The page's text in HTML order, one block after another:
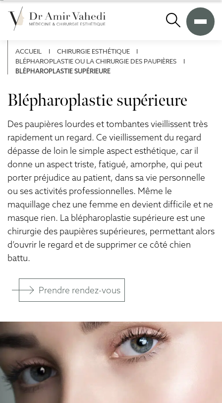
A
Recherche
ACCUEIL I CHIRURGIE ESTHÉTIQUE
I
BLÉPHAROPLASTIE OU LA CHIRURGIE DES PAUPIÈRES
I
BLÉPHAROPLASTIE SUPÉRIEURE
Blépharoplastie supérieure
Des paupières lourdes et tombantes vieillissent très
rapidement un regard. Ce vieillissement du regard
dépasse de loin le simple aspect esthétique, car il
donne un aspect triste, fatigué, amorphe, qui peut
porter préjudice au patient, dans sa vie personnelle
ou ses activités professionnelles. Même le
maquillage chez une femme en devient difficile et ne
masque rien. La blépharoplastie supérieure est une
chirurgie des paupières supérieures, permettant alors
d’ouvrir le regard et de supprimer ce côté chien
battu.
Prendre rendez-vous